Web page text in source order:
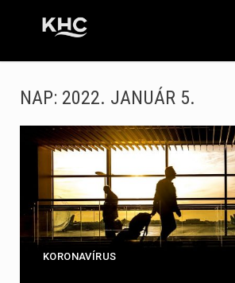
NAP: 2022. JANUÁR 5.
KORONAVÍRUS